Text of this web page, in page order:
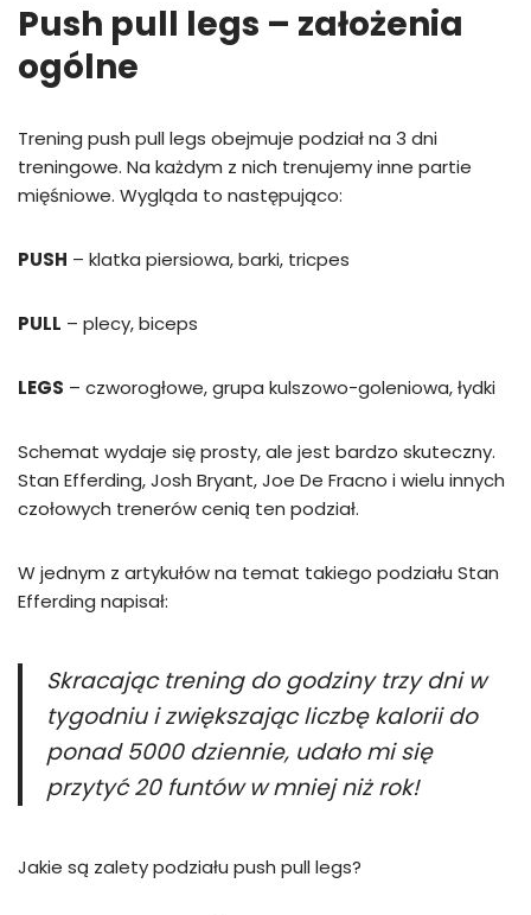
Push pull legs – założenia
ogólne
Trening push pull legs obejmuje podział na 3 dni
treningowe. Na każdym z nich trenujemy inne partie
mięśniowe. Wygląda to następująco:
PUSH – klatka piersiowa, barki, tricpes
PULL – plecy, biceps
LEGS – czworogłowe, grupa kulszowo-goleniowa, łydki
Schemat wydaje się prosty, ale jest bardzo skuteczny.
Stan Efferding, Josh Bryant, Joe De Fracno i wielu innych
czołowych trenerów cenią ten podział.
W jednym z artykułów na temat takiego podziału Stan
Efferding napisał:
Skracając trening do godziny trzy dni w
tygodniu i zwiększając liczbę kalorii do
ponad 5000 dziennie, udało mi się
przytyć 20 funtów w mniej niż rok!
Jakie są zalety podziału push pull legs?